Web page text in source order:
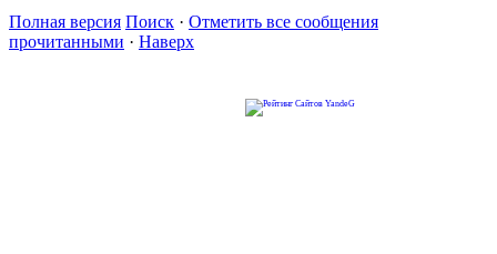
Полная версия Поиск · Отметить все сообщения
прочитанными · Наверх